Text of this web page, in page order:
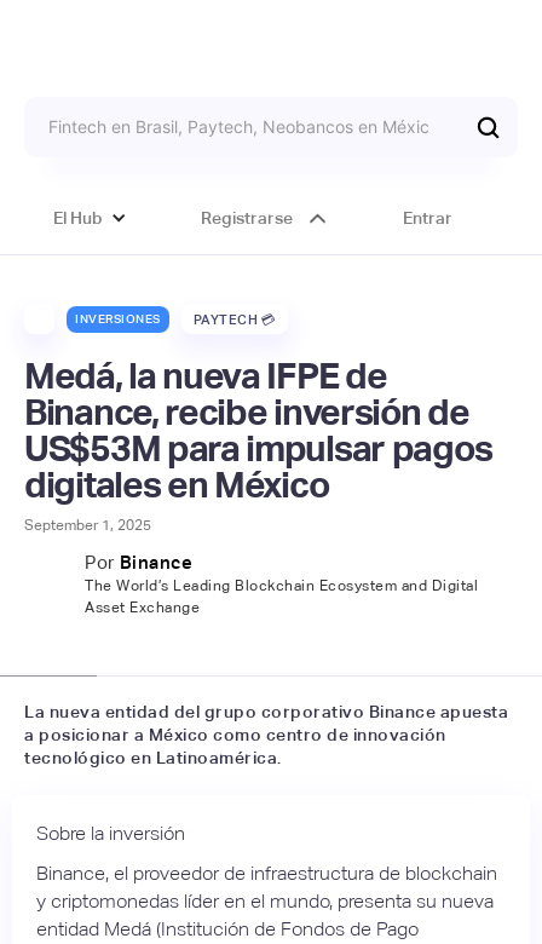
El Hub Registrarse Entrar
INVERSIONES PAYTECH 💳
Medá, la nueva IFPE de
Binance, recibe inversión de
US$53M para impulsar pagos
digitales en México
September 1, 2025
Por Binance
The World’s Leading Blockchain Ecosystem and Digital
Asset Exchange
La nueva entidad del grupo corporativo Binance apuesta
a posicionar a México como centro de innovación
tecnológico en Latinoamérica.
Sobre la inversión
Binance, el proveedor de infraestructura de blockchain
y criptomonedas líder en el mundo, presenta su nueva
entidad Medá (Institución de Fondos de Pago